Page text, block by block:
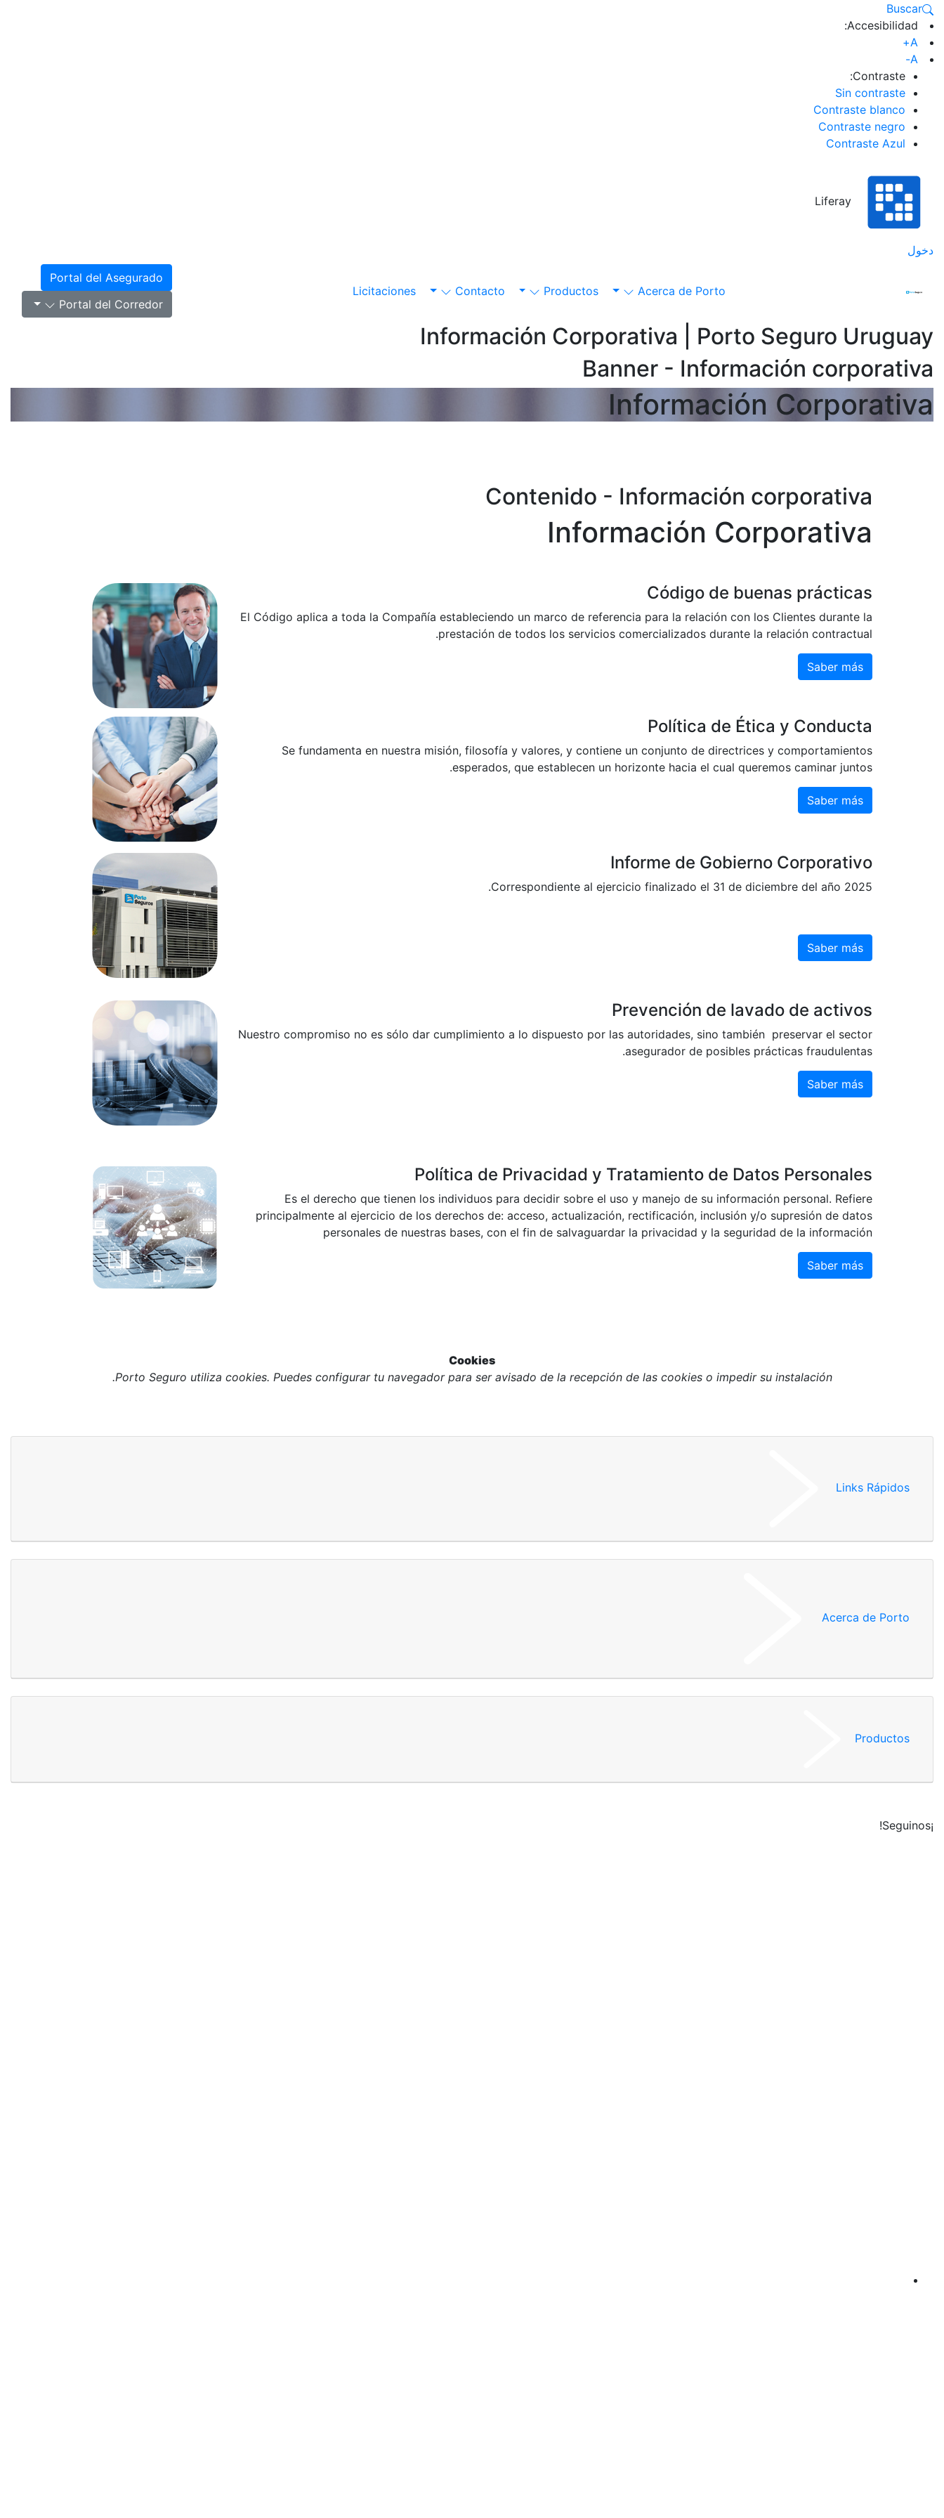
Buscar
Accesibilidad:
A+
A-
Contraste:
Sin contraste
Contraste blanco
Contraste negro
Contraste Azul
Liferay
دخول
Acerca de Porto
Productos
Contacto
Licitaciones
Portal del Asegurado
Portal del Corredor
Información Corporativa | Porto Seguro Uruguay
Banner - Información corporativa
Información Corporativa
Contenido - Información corporativa
Información Corporativa
Código de buenas prácticas
El Código aplica a toda la Compañía estableciendo un marco de referencia para la relación con los Clientes durante la
prestación de todos los servicios comercializados durante la relación contractual.
Saber más
Política de Ética y Conducta
Se fundamenta en nuestra misión, filosofía y valores, y contiene un conjunto de directrices y comportamientos
esperados, que establecen un horizonte hacia el cual queremos caminar juntos.
Saber más
Informe de Gobierno Corporativo
Correspondiente al ejercicio finalizado el 31 de diciembre del año 2025.
Saber más
Prevención de lavado de activos
Nuestro compromiso no es sólo dar cumplimiento a lo dispuesto por las autoridades, sino también preservar el sector
asegurador de posibles prácticas fraudulentas.
Saber más
Política de Privacidad y Tratamiento de Datos Personales
Es el derecho que tienen los individuos para decidir sobre el uso y manejo de su información personal. Refiere
principalmente al ejercicio de los derechos de: acceso, actualización, rectificación, inclusión y/o supresión de datos
personales de nuestras bases, con el fin de salvaguardar la privacidad y la seguridad de la información
Saber más
Cookies
Porto Seguro utiliza cookies. Puedes configurar tu navegador para ser avisado de la recepción de las cookies o impedir su instalación.
Links Rápidos
Acerca de Porto
Productos
¡Seguinos!